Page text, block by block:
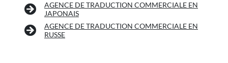
AGENCE DE TRADUCTION COMMERCIALE EN
JAPONAIS
AGENCE DE TRADUCTION COMMERCIALE EN
RUSSE